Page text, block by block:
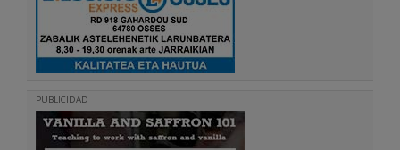
PUBLICIDAD